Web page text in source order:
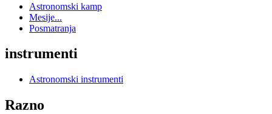
Astronomski kamp
Mesije...
Posmatranja
instrumenti
Astronomski instrumenti
Razno